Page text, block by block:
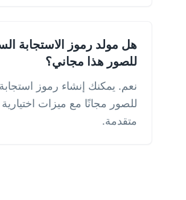
هل مولد رموز الاستجابة
للصور هذا مجاني؟
نعم. يمكنك إنشاء رموز
للصور مجانًا مع ميزات اختيارية
متقدمة.